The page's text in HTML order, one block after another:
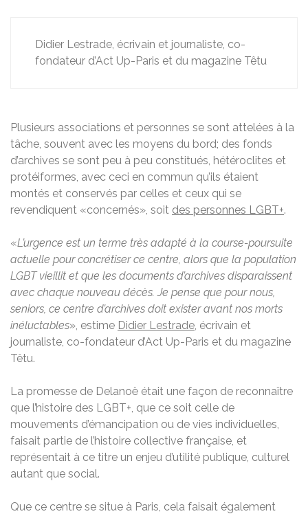
Didier Lestrade, écrivain et journaliste, co-
fondateur d’Act Up-Paris et du magazine Têtu
Plusieurs associations et personnes se sont attelées à la
tâche, souvent avec les moyens du bord; des fonds
d’archives se sont peu à peu constitués, hétéroclites et
protéiformes, avec ceci en commun qu’ils étaient
montés et conservés par celles et ceux qui se
revendiquent «concernés», soit des personnes LGBT+.
«L’urgence est un terme très adapté à la course-poursuite
actuelle pour concrétiser ce centre, alors que la population
LGBT vieillit et que les documents d’archives disparaissent
avec chaque nouveau décès. Je pense que pour nous,
seniors, ce centre d’archives doit exister avant nos morts
inéluctables», estime Didier Lestrade, écrivain et
journaliste, co-fondateur d’Act Up-Paris et du magazine
Têtu.
La promesse de Delanoë était une façon de reconnaître
que l’histoire des LGBT+, que ce soit celle de
mouvements d’émancipation ou de vies individuelles,
faisait partie de l’histoire collective française, et
représentait à ce titre un enjeu d’utilité publique, culturel
autant que social.
Que ce centre se situe à Paris, cela faisait également